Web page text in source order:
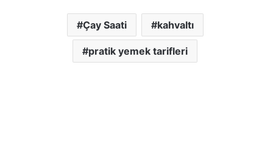
Çay Saati kahvaltı
pratik yemek tarifleri